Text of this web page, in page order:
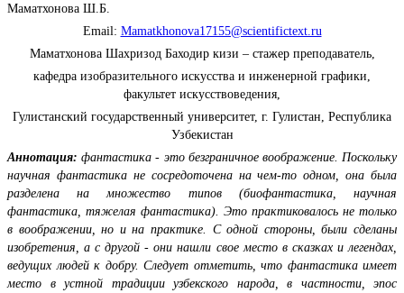
Маматхонова Ш.Б.
Email: Mamatkhonova17155@scientifictext.ru
Маматхонова Шахризод Баходир кизи – стажер преподаватель,
кафедра изобразительного искусства и инженерной графики,
факультет искусствоведения,
Гулистанский государственный университет, г. Гулистан, Республика
Узбекистан
Аннотация: фантастика - это безграничное воображение. Поскольку
научная фантастика не сосредоточена на чем-то одном, она была
разделена на множество типов (биофантастика, научная
фантастика, тяжелая фантастика). Это практиковалось не только
в воображении, но и на практике. С одной стороны, были сделаны
изобретения, а с другой - они нашли свое место в сказках и легендах,
ведущих людей к добру. Следует отметить, что фантастика имеет
место в устной традиции узбекского народа, в частности, эпос